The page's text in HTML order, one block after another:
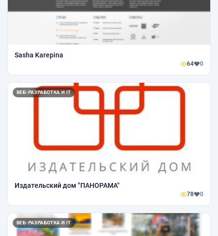
Sasha Karepina
64 0
ВЕБ-РАЗРАБОТКА И IT
Издательский дом "ПАНОРАМА"
78 0
ВЕБ-РАЗРАБОТКА И IT